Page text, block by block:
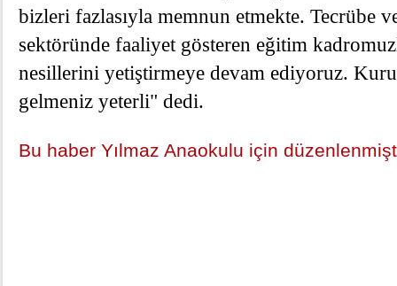
bizleri fazlasıyla memnun etmekte. Tecrübe
sektöründe faaliyet gösteren eğitim
nesillerini yetiştirmeye devam ediyoruz.
gelmeniz yeterli" dedi.
Bu haber Yılmaz Anaokulu için